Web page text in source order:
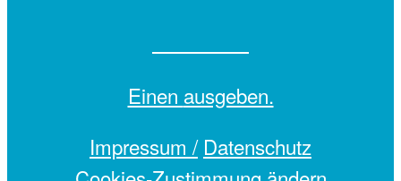
Einen ausgeben.
Impressum / Datenschutz